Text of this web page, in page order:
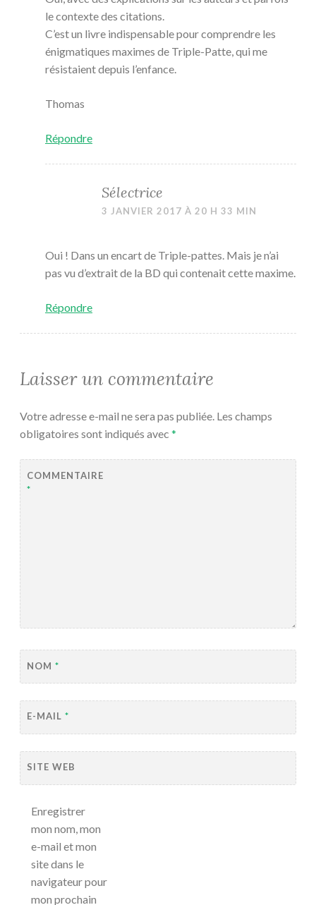
le contexte des citations.
C’est un livre indispensable pour comprendre les
énigmatiques maximes de Triple-Patte, qui me
résistaient depuis l’enfance.
Thomas
Répondre
Sélectrice
3 JANVIER 2017 À 20 H 33 MIN
Oui ! Dans un encart de Triple-pattes. Mais je n’ai
pas vu d’extrait de la BD qui contenait cette maxime.
Répondre
Laisser un commentaire
Votre adresse e-mail ne sera pas publiée. Les champs
obligatoires sont indiqués avec *
COMMENTAIRE
*
NOM *
E-MAIL *
SITE WEB
Enregistrer
mon nom, mon
e-mail et mon
site dans le
navigateur pour
mon prochain